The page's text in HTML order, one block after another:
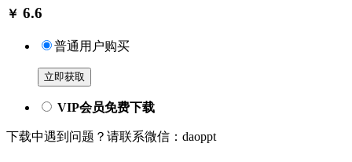
￥ 6.6
普通用户购买
立即获取
VIP会员免费下载
下载中遇到问题？请联系微信：daoppt